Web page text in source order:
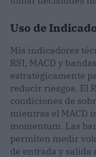
Uso de
Mis indicadores
RSI, MACD y
estratégicamente
reducir riesgos. El
condiciones de
mientras el MACD
momentum. Las
permiten medir
de entrada y salida